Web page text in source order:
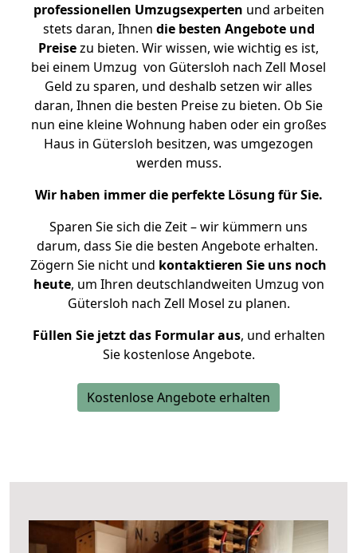
professionellen Umzugsexperten und arbeiten
stets daran, Ihnen die besten Angebote und
Preisezu bieten. Wir wissen, wie wichtig es ist,
bei einem Umzug von Gütersloh nach Zell Mosel
Geld zu sparen, und deshalb setzen wir alles
daran, Ihnen die besten Preise zu bieten. Ob Sie
nun eine kleine Wohnung haben oder ein großes
Haus in Gütersloh besitzen, was umgezogen
werden muss.
Wir haben immer die perfekte Lösung für Sie.
Sparen Sie sich die Zeit – wir kümmern uns
darum, dass Sie die besten Angebote erhalten.
Zögern Sie nicht und kontaktieren Sie uns noch
heute, um Ihren deutschlandweiten Umzug von
Gütersloh nach Zell Mosel zu planen.
Füllen Sie jetzt das Formular aus, und erhalten
Sie kostenlose Angebote.
Kostenlose Angebote erhalten